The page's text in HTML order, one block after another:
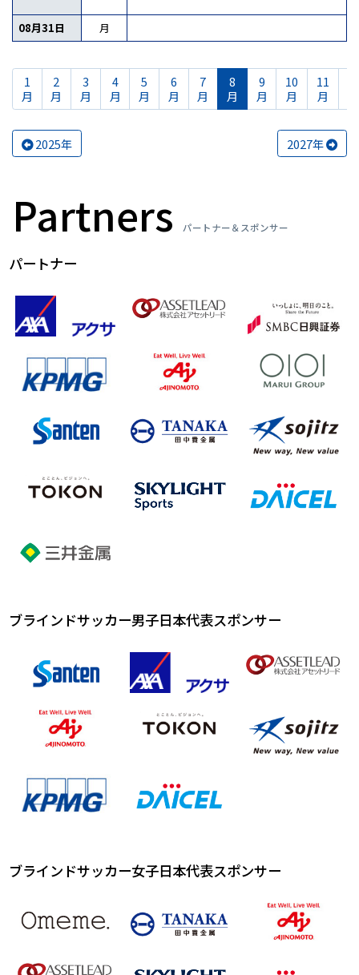
08月31日 月
1
月
2
月
3
月
4
月
5
月
6
月
7
月
8
月
9
月
10
月
11
月
2025年 2027年
Partners パートナー＆スポンサー
パートナー
ブラインドサッカー男子日本代表スポンサー
ブラインドサッカー女子日本代表スポンサー